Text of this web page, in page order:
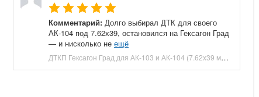
Комментарий: Долго выбирал ДТК для своего
АК-104 под 7.62х39, остановился на Гексагон Град
— и нисколько не ещё
ДТКП Гексагон Град для АК-103 и АК-104 (7.62x39 мм, M24x1.5, 200 мм, 7 камер, банка, сталь) купить в Москве и СПБ, цена 29250 руб. Доставка по РФ!